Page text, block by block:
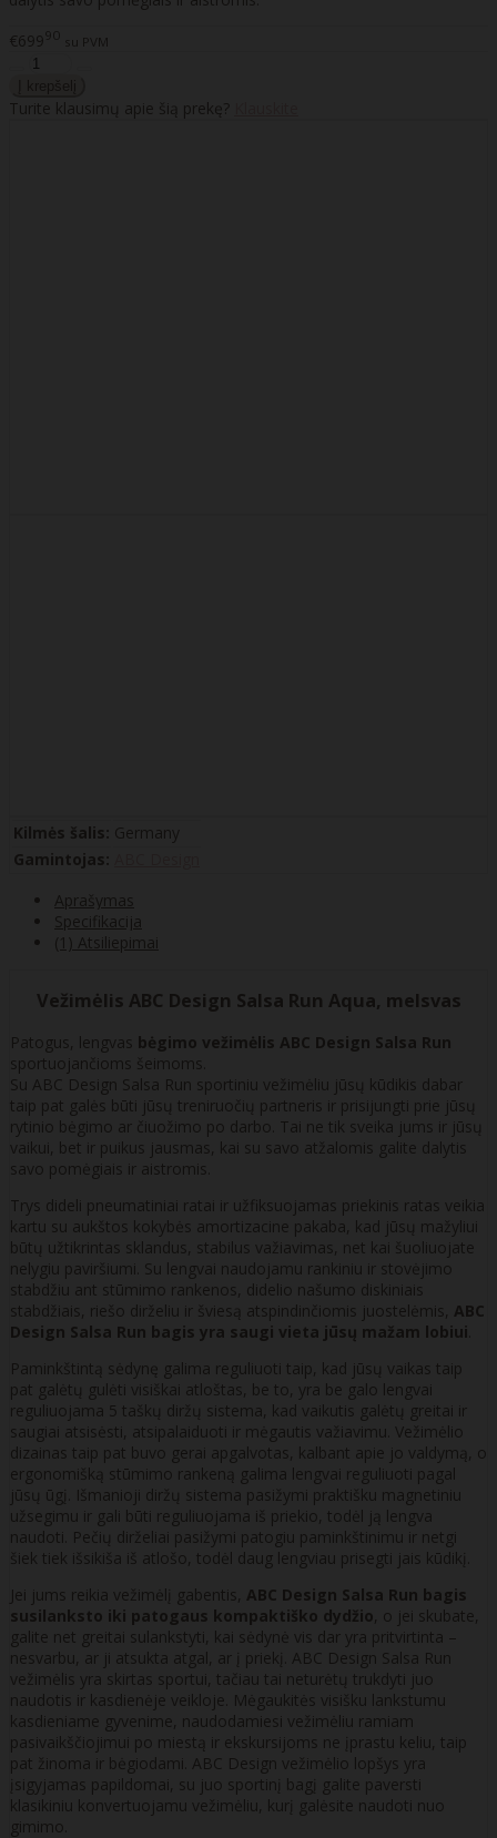
€69990 su PVM
Turite klausimų apie šią prekę?
Kilmės šalis: Germany
Gamintojas:
Aprašymas
Specifikacija
(1) Atsiliepimai
Vežimėlis ABC Design Salsa Run Aqua, melsvas
Patogus, lengvas bėgimo vežimėlis ABC Design Salsa Run
sportuojančioms šeimoms.
Su ABC Design Salsa Run sportiniu vežimėliu jūsų kūdikis dabar
taip pat galės būti jūsų treniruočių partneris ir prisijungti prie jūsų
rytinio bėgimo ar čiuožimo po darbo. Tai ne tik sveika jums ir jūsų
vaikui, bet ir puikus jausmas, kai su savo atžalomis galite dalytis
savo pomėgiais ir aistromis.
Trys dideli pneumatiniai ratai ir užfiksuojamas priekinis ratas veikia
kartu su aukštos kokybės amortizacine pakaba, kad jūsų mažyliui
būtų užtikrintas sklandus, stabilus važiavimas, net kai šuoliuojate
nelygiu paviršiumi. Su lengvai naudojamu rankiniu ir stovėjimo
stabdžiu ant stūmimo rankenos, didelio našumo diskiniais
stabdžiais, riešo dirželiu ir šviesą atspindinčiomis juostelėmis, ABC
Design Salsa Run bagis yra saugi vieta jūsų mažam lobiui
Paminkštintą sėdynę galima reguliuoti taip, kad jūsų vaikas taip
pat galėtų gulėti visiškai atloštas, be to, yra be galo lengvai
reguliuojama 5 taškų diržų sistema, kad vaikutis galėtų greitai ir
saugiai atsisėsti, atsipalaiduoti ir mėgautis važiavimu. Vežimėlio
dizainas taip pat buvo gerai apgalvotas, kalbant apie jo valdymą, o
ergonomišką stūmimo rankeną galima lengvai reguliuoti pagal
jūsų ūgį. Išmanioji diržų sistema pasižymi praktišku magnetiniu
užsegimu ir gali būti reguliuojama iš priekio, todėl ją lengva
naudoti. Pečių dirželiai pasižymi patogiu paminkštinimu ir netgi
šiek tiek išsikiša iš atlošo, todėl daug lengviau prisegti jais kūdikį.
Jei jums reikia vežimėlį gabentis, ABC Design Salsa Run bagis
susilanksto iki patogaus kompaktiško dydžio , o jei skubate,
galite net greitai sulankstyti, kai sėdynė vis dar yra pritvirtinta –
nesvarbu, ar ji atsukta atgal, ar į priekį. ABC Design Salsa Run
vežimėlis yra skirtas sportui, tačiau tai neturėtų trukdyti juo
naudotis ir kasdienėje veikloje. Mėgaukitės visišku lankstumu
kasdieniame gyvenime, naudodamiesi vežimėliu ramiam
pasivaikščiojimui po miestą ir ekskursijoms ne įprastu keliu, taip
pat žinoma ir bėgiodami. ABC Design vežimėlio lopšys yra
įsigyjamas papildomai, su juo sportinį bagį galite paversti
klasikiniu konvertuojamu vežimėliu, kurį galėsite naudoti nuo
gimimo.